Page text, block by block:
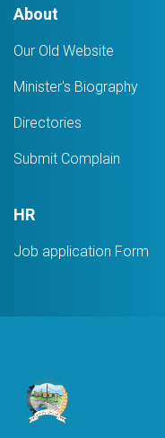
About
Our Old Website
Minister's Biography
Directories
Submit Complain
HR
Job application Form